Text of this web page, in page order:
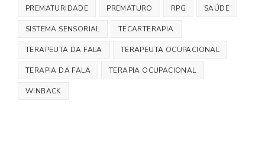
PREMATURIDADE PREMATURO RPG SAÚDE
SISTEMA SENSORIAL TECARTERAPIA
TERAPEUTA DA FALA TERAPEUTA OCUPACIONAL
TERAPIA DA FALA TERAPIA OCUPACIONAL
WINBACK